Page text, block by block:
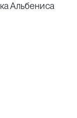
Альбениса